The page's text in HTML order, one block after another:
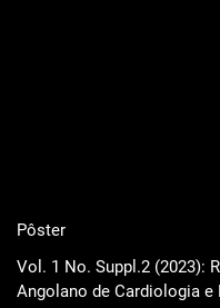
Pôster
Vol. 1 No. Suppl.2 (2023):
Angolano de Cardiologia